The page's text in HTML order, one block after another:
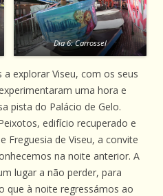
Dia 6: Carrossel
explorar Viseu, com os seus
uma hora e
pista do Palácio de Gelo.
edifício recuperado e
Freguesia de Viseu, a convite
na noite anterior. A
lugar a não perder, para
que à noite regressámos ao